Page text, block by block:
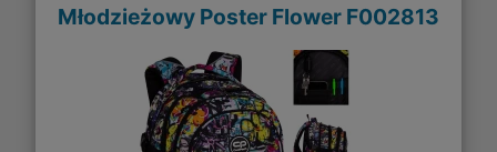
Młodzieżowy Poster Flower F002813